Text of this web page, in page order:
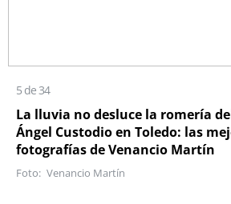
5 de 34
La lluvia no desluce la romería
Ángel Custodio en Toledo: las
fotografías de Venancio Martín
Venancio Martín